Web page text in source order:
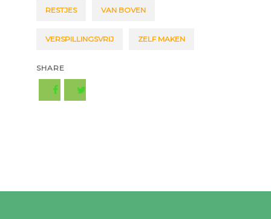
RESTJES VAN BOVEN
VERSPILLINGSVRIJ ZELF MAKEN
SHARE